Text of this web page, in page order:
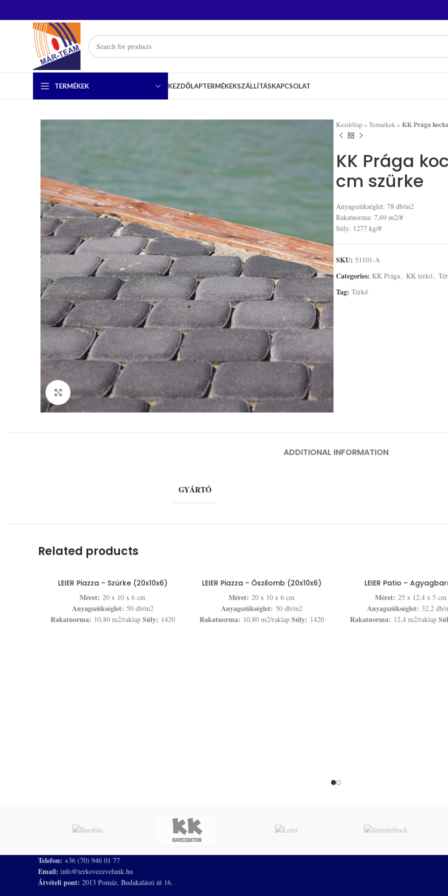
TERMÉKEK KEZDŐLAPTERMÉKEKSZÁLLÍTÁSKAPCSOLAT
Click to enlarge
Kezdőlap » Termékek » KK Prága
KK Prága
cm szürke
Anyagszükséglet: 78 db/m2
Rakatnorma: 7,69 m2/#
Súly: 1277 kg/#
SKU: 51101-A
Categories: KK Prága, KK térkő,
Tag: Térkő
ADDITIONAL INFORMATION
GYÁRTÓ
Related products
LEIER Piazza – Szürke (20x10x6)
Méret: 20 x 10 x 6 cm
Anyagszükséglet: 50 db/m2
Rakatnorma: 10,80 m2/raklap Súly: 1420
LEIER Piazza – Őszilomb (20x10x6)
Méret: 20 x 10 x 6 cm
Anyagszükséglet: 50 db/m2
Rakatnorma: 10,80 m2/raklap Súly: 1420
LEIER Patio –
Méret: 25 x 12,4 x 5 cm
Anyagszükséglet: 32,2 db/
Rakatnorma: 12,4 m2/raklap
Telefon: +36 (70) 946 01 77
Email: info@terkovezzvelunk.hu
Átvételi pont: 2013 Pomáz, Budakalászi út 16.